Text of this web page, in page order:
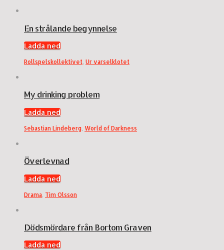
En strålande begynnelse
Ladda ned
Rollspelskollektivet, Ur varselklotet
My drinking problem
Ladda ned
Sebastian Lindeberg World of Darkness
Överlevnad
Ladda ned
Drama Tim Olsson
Dödsmördare från Bortom Graven
Ladda ned